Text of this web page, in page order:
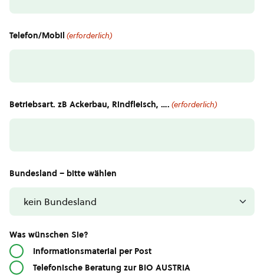
Telefon/Mobil (erforderlich)
Betriebsart. zB Ackerbau, Rindfleisch, …. (erforderlich)
Bundesland – bitte wählen
Was wünschen Sie?
Informationsmaterial per Post
Telefonische Beratung zur BIO AUSTRIA